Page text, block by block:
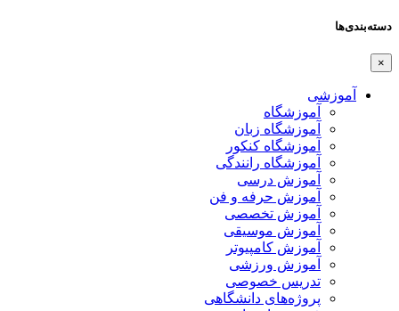
دسته‌بندی‌ها
×
آموزشی
آموزشگاه
آموزشگاه زبان
آموزشگاه کنکور
آموزشگاه رانندگی
آموزش درسی
آموزش حرفه و فن
آموزش تخصصی
آموزش موسیقی
آموزش کامپیوتر
آموزش ورزشی
تدریس خصوصی
پروژه‌های دانشگاهی